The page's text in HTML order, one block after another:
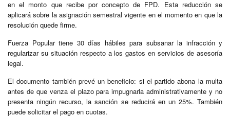
en el monto que recibe por concepto de FPD. Esta reducción se
aplicará sobre la asignación semestral vigente en el momento en que la
resolución quede firme.
Fuerza Popular tiene 30 días hábiles para subsanar la infracción y
regularizar su situación respecto a los gastos en servicios de asesoría
legal.
El documento también prevé un beneficio: si el partido abona la multa
antes de que venza el plazo para impugnarla administrativamente y no
presenta ningún recurso, la sanción se reducirá en un 25%. También
puede solicitar el pago en cuotas.